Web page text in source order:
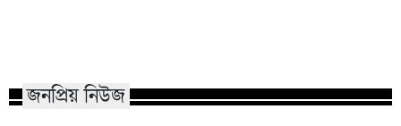
জনপ্রিয় নিউজ